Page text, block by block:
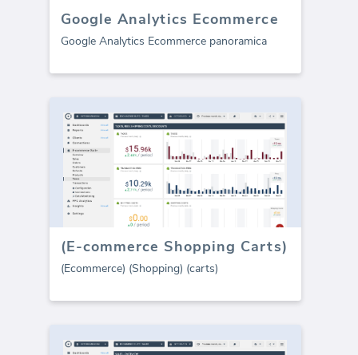
Google Analytics Ecommerce
Google Analytics Ecommerce panoramica
(E-commerce Shopping Carts)
(Ecommerce) (Shopping) (carts)